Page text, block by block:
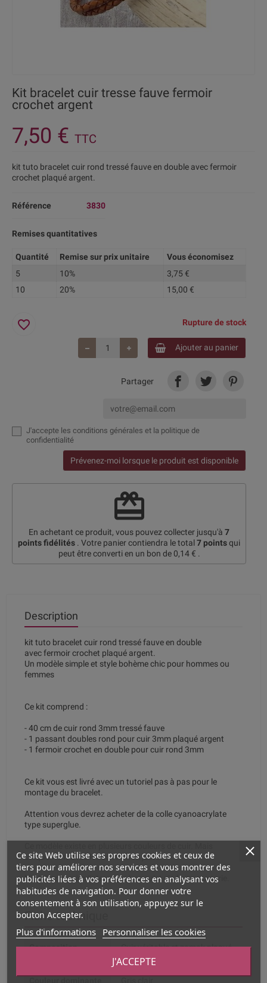
Kit bracelet cuir tresse fauve fermoir
crochet argent
7,50 € TTC
kit tuto bracelet cuir rond tressé fauve en double avec fermoir
crochet plaqué argent.
Référence 3830
Remises quantitatives
Quantité Remise sur prix unitaire
Vous économisez
5
10%
3,75 €
10
20% 15,00 €
Rupture de stock
Ajouter au panier
favorite_border
Partager
J'accepte les conditions générales et la politique de
confidentialité
Prévenez-moi lorsque le produit est disponible
redeem
En achetant ce produit, vous pouvez collecter jusqu'à 7
points fidélités . Votre panier contiendra le total 7 pointsqui
peut être converti en un bon de 0,14 € .
Description
kit tuto bracelet cuir rond tressé fauve en double
avec fermoir crochet plaqué argent.
Un modèle simple et style bohème chic pour hommes ou
femmes
Ce kit comprend :
- 40 cm de cuir rond 3mm tressé fauve
- 1 passant doubles rond pour cuir 3mm plaqué argent
- 1 fermoir crochet en double pour cuir rond 3mm
Ce kit vous est livré avec un tutoriel pas à pas pour le
montage du bracelet.
Attention vous devrez acheter de la colle cyanoacrylate
type superglue.
uniquement avec les cuirs 3mm juste.
N'hésitez pas à m'interroger à ce sujet via la messagerie.
Fiche technique
Composition
Cuir véritable et zamak plaqué
argent
Ce site Web utilise ses propres cookies et ceux de
tiers pour améliorer nos services et vous montrer des
publicités liées à vos préférences en analysant vos
habitudes de navigation. Pour donner votre
consentement à son utilisation, appuyez sur le
bouton Accepter.
Plus d'informations Personnaliser les cookies
J'ACCEPTE